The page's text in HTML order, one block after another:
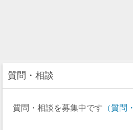
質問・相談
質問・相談を募集中です （質問